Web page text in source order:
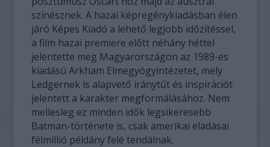
színésznek. A hazai képregénykiadásban élen
járó Képes Kiadó a lehető legjobb időzítéssel,
a film hazai premiere előtt néhány héttel
jelentette meg Magyarországon az 1989-es
kiadású Arkham Elmegyógyintézetet, mely
Ledgernek is alapvető iránytűt és inspirációt
jelentett a karakter megformálásához. Nem
mellesleg ez minden idők legsikeresebb
Batman-története is, csak amerikai eladásai
félmillió példány felé tendálnak.